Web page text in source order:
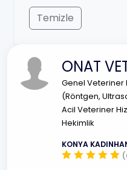
Temizle
ONAT
Genel Veteriner
(Röntgen,
Acil Veteriner
Hekimlik
KONYA